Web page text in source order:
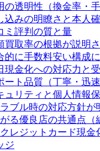
の透明性（換金率・
込みの明瞭さと本人
ミ評判の質と量
買取率の根拠が説明
的に手数料安い構成
現金化への対応力と
ート品質（丁寧・迅
ュリティと個人情報
ブル時の対応方針が
る優良店の共通点（
レジットカード現金
ジ